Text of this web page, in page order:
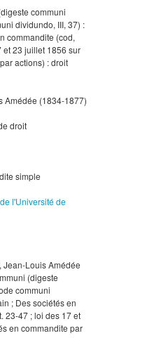
communi
dividundo, III, 37) :
commandite (cod,
et 23 juillet 1856 sur
actions) : droit
Amédée (1834-1877)
droit
simple
l'Université de
Jean-Louis Amédée
(digeste
communi
; Des sociétés en
23-47 ; loi des 17 et
en commandite par